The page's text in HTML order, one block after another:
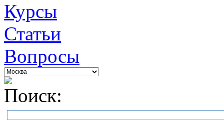
Курсы
Статьи
Вопросы
Поиск: